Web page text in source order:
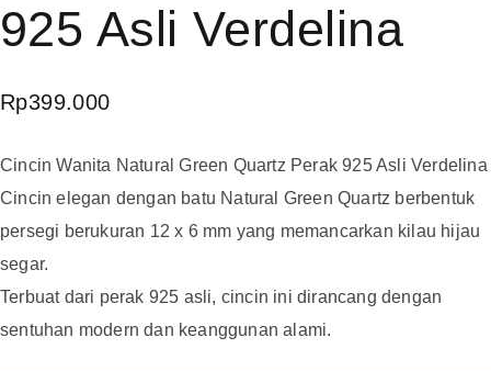
925 Asli Verdelina
Rp399.000
Cincin Wanita Natural Green Quartz Perak 925 Asli Verdelina
Cincin elegan dengan batu Natural Green Quartz berbentuk
persegi berukuran 12 x 6 mm yang memancarkan kilau hijau
segar.
Terbuat dari perak 925 asli, cincin ini dirancang dengan
sentuhan modern dan keanggunan alami.